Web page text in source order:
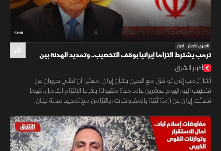
51:19
الشرق للأخبار أخبار
ترمب يشترط التزاما إيرانيا بوقف التخصيب.. وتمديد الهدنة بين
لبنان وإسرائيل
أخبار الشرق
أشار ترمب إلى توافق مع الصين بشأن إيران، معتبرا أن تخلي طهران عن
تخصيب اليورانيوم لعشرين عاما مدة مقبولة بشرط الالتزام الكامل، فيما
تحدثت إيران عن أزمة ثقة بالمفاوضات، بالتزامن مع تمديد هدنة لبنان.